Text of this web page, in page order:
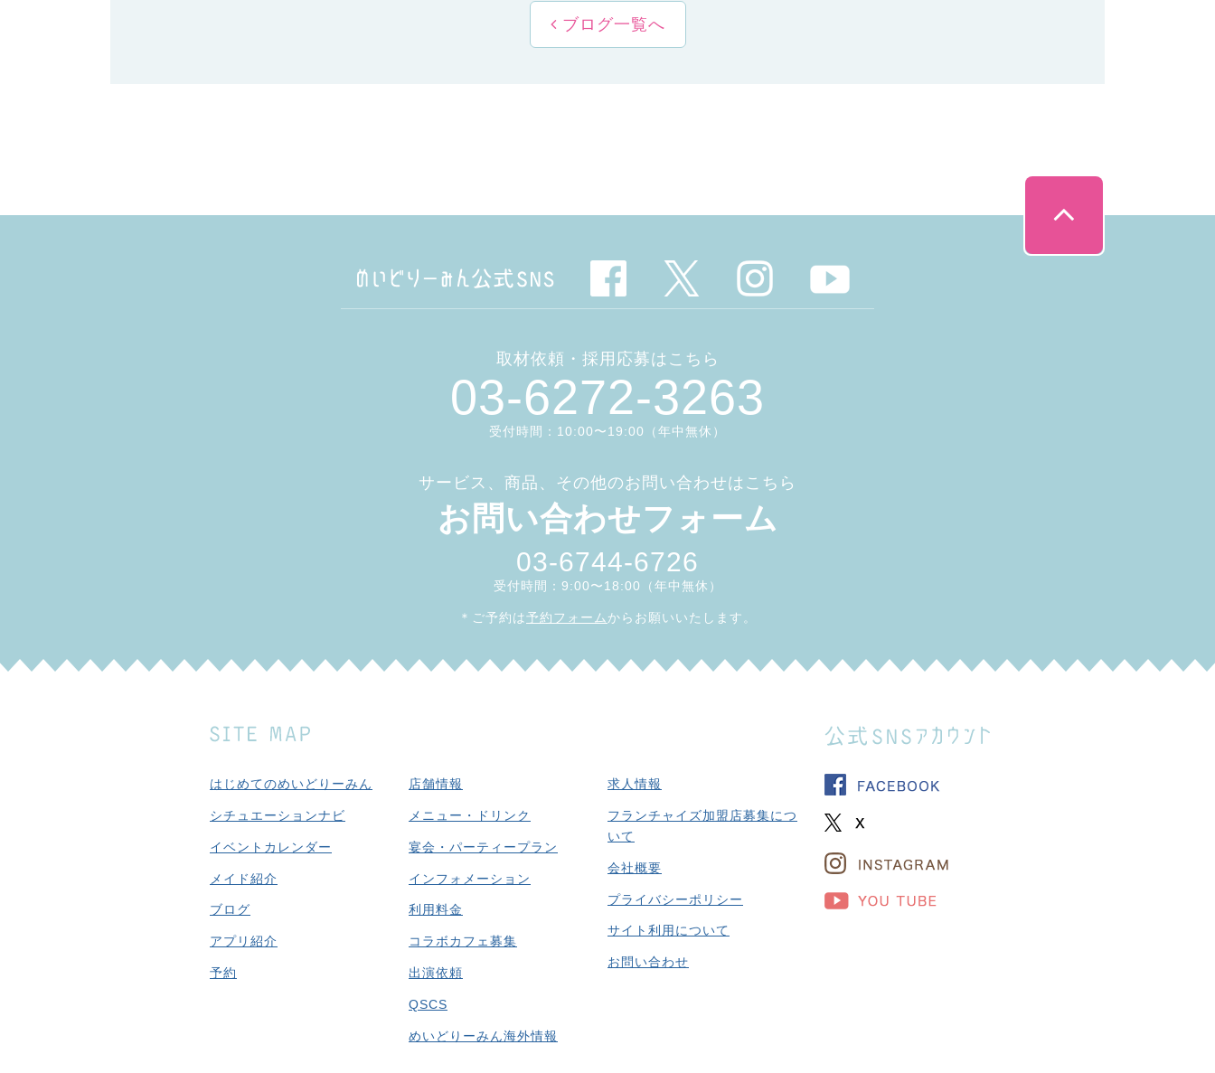
ブログ一覧へ
取材依頼・採用応募はこちら
03-6272-3263
受付時間：10:00〜19:00（年中無休）
サービス、商品、その他のお問い合わせはこちら
お問い合わせフォーム
03-6744-6726
受付時間：9:00〜18:00（年中無休）
＊ご予約は予約フォーム からお願いいたします。
はじめてのめいどりーみん
シチュエーションナビ
イベントカレンダー
メイド紹介
ブログ
アプリ紹介
予約
店舗情報
メニュー・ドリンク
宴会・パーティープラン
インフォメーション
利用料金
コラボカフェ募集
出演依頼
QSCS
めいどりーみん海外情報
求人情報
フランチャイズ加盟店募集につ
いて
会社概要
プライバシーポリシー
サイト利用について
お問い合わせ